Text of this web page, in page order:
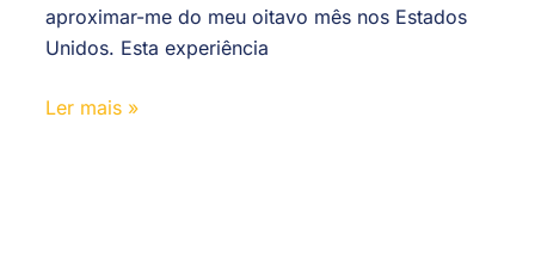
aproximar-me do meu oitavo mês nos Estados
Unidos. Esta experiência
Ler mais »